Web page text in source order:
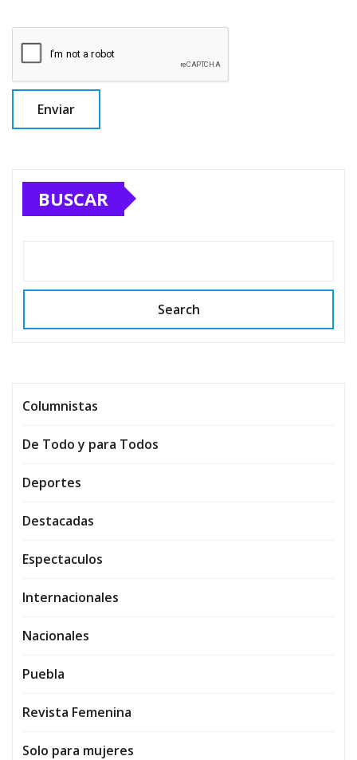
BUSCAR
Search
Columnistas
De Todo y para Todos
Deportes
Destacadas
Espectaculos
Internacionales
Nacionales
Puebla
Revista Femenina
Solo para mujeres